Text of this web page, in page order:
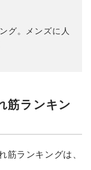
グ。メンズに人
筋ランキン
ランキングは、